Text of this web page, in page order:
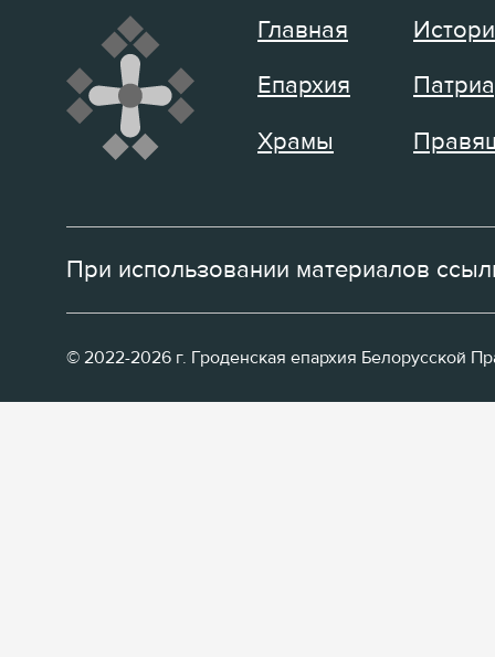
Главная
Епархия
Храмы
При использовании материалов
© 2022-2026 г. Гроденская епархия Белорусской